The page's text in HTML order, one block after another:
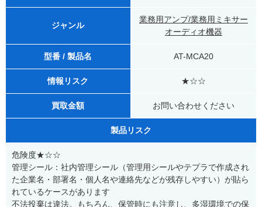
ジャンル
業務用アンプ/業務用ミキサー
オーディオ機器
型番 / 製品名 AT-MCA20
情報リスク ★☆☆
買取金額 お問い合わせください
製品リスク
危険度★☆☆
管理シール：社内管理シール（管理用シールやテプラで作成され
た企業名・部署名・個人名や連絡先などが残存しやすい）が貼ら
れているケースがあります
不法投棄は違法。もちろん、保管時にも注意し、多湿環境での保